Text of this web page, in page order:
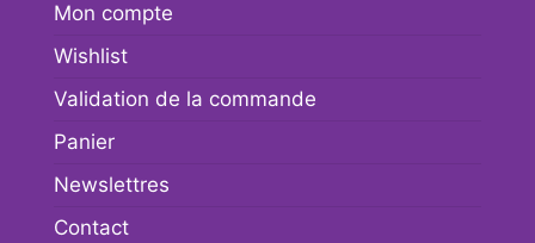
Mon compte
Wishlist
Validation de la commande
Panier
Newslettres
Contact